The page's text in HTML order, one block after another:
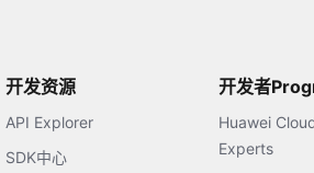
开发资源
API Explorer
SDK中心
开发者
Huawei
Experts